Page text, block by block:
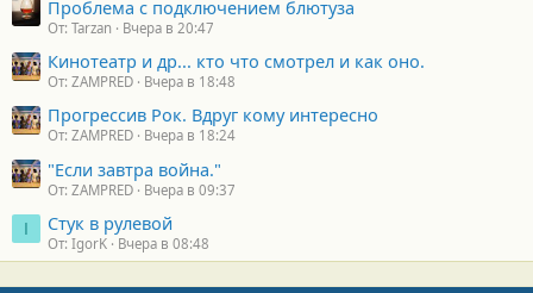
Проблема с подключением блютуза
От: Tarzan Вчера в 20:47
Кинотеатр и др... кто что смотрел и как оно.
От: ZAMPRED Вчера в 18:48
Прогрессив Рок. Вдруг кому интересно
От: ZAMPRED Вчера в 18:24
"Если завтра война."
От: ZAMPRED Вчера в 09:37
I Стук в рулевой
От: IgorK Вчера в 08:48